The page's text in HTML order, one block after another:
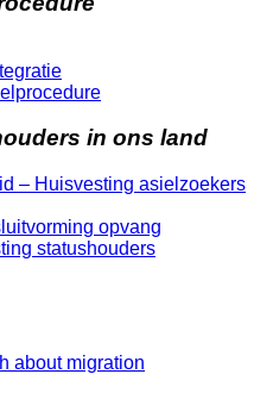
in ons land
– Huisvesting asielzoekers
opvang
statushouders
about migration